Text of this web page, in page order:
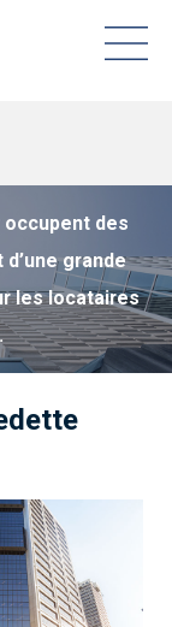
occupent des
grande
les locataires